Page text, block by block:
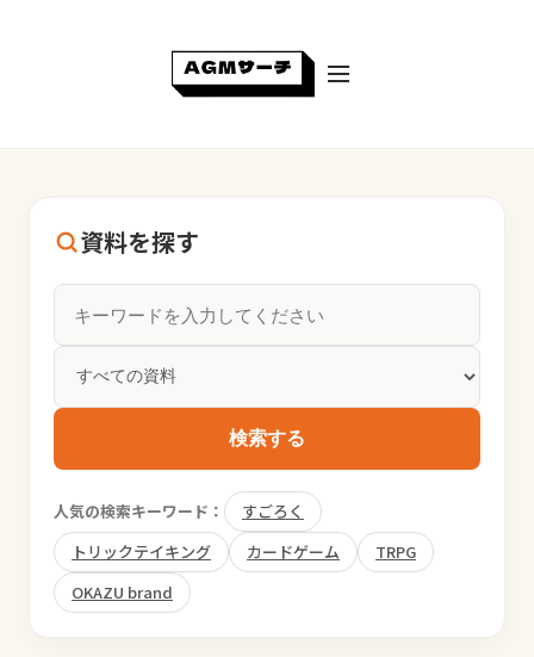
資料を探す
検索する
人気の検索キーワード：
すごろく
トリックテイキング
カードゲーム
TRPG
OKAZU brand